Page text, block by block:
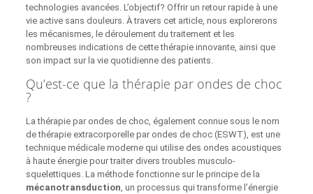
technologies avancées. L’objectif? Offrir un retour rapide à une
vie active sans douleurs. À travers cet article, nous explorerons
les mécanismes, le déroulement du traitement et les
nombreuses indications de cette thérapie innovante, ainsi que
son impact sur la vie quotidienne des patients.
Qu’est-ce que la thérapie par ondes de choc
?
La thérapie par ondes de choc, également connue sous le nom
de thérapie extracorporelle par ondes de choc (ESWT), est une
technique médicale moderne qui utilise des ondes acoustiques
à haute énergie pour traiter divers troubles musculo-
squelettiques. La méthode fonctionne sur le principe de la
mécanotransduction , un processus qui transforme l’énergie